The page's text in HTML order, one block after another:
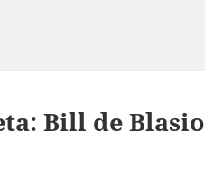
Bill de Blasio